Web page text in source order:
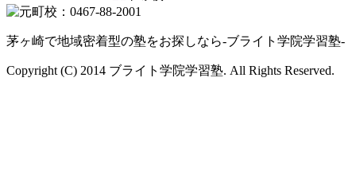
茅ヶ崎で地域密着型の塾をお探しなら-ブライト学院学習塾-
Copyright (C) 2014 ブライト学院学習塾. All Rights Reserved.